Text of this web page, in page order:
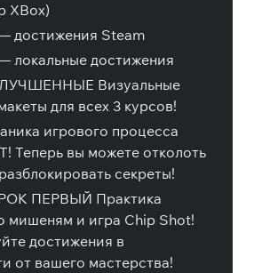
XBox)
Steam
достижения
Визуальные
для всех 3 курсов!
игрового процесса
Теперь вы можете отколоть
секреты!
ПЕРВЫЙ Практика
мишеням и игра Chip Shot!
достижения в
от вашего мастерства!